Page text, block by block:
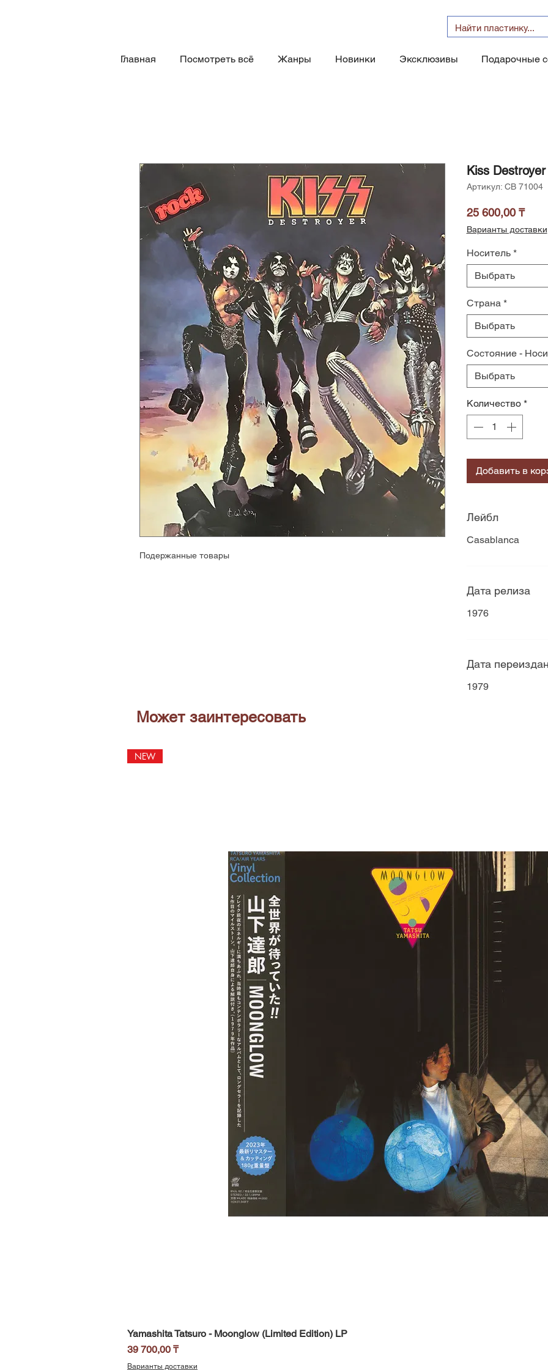
Главная Посмотреть всё Жанры Новинки Эксклюзивы Подарочные
Подержанные товары
Kiss
Артикул: CB 71004
25 600,00 ₸Цена
Варианты доставки
Носитель *
Выбрать
Страна *
Выбрать
Состояние -
Выбрать
Количество *
Добавить в
Лейбл
Casablanca
Дата релиза
1976
Дата
1979
Может заинтересовать
NEW
Yamashita Tatsuro - Moonglow (Limited Edition) LP
Цена
39 700,00 ₸
Варианты доставки